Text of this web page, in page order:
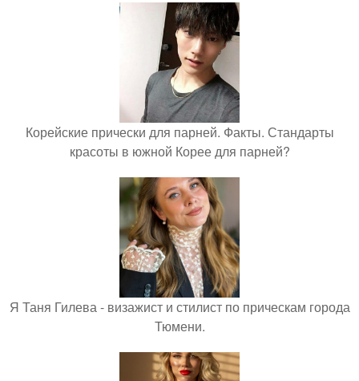
Корейские прически для парней. Факты. Стандарты
красоты в южной Корее для парней?
Я Таня Гилева - визажист и стилист по прическам города
Тюмени.